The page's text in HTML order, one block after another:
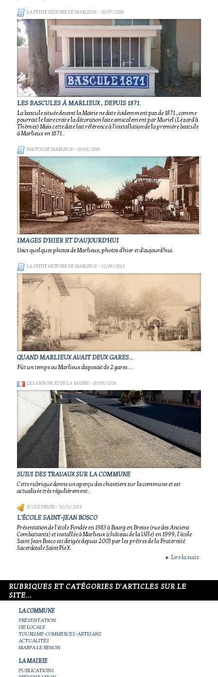
LA PETITE HISTOIRE DE MARLIEUX- 29/07/2016
LES BASCULES À MARLIEUX , DEPUIS 1871.
La bascule située devant la Mairie ne date évidemment pas de 1871 , comme
pourrait le faire croire la décoration faite amicalement par Muriel (Lézard'à
Thèmes) Mais cette date fait référence à l'installation de la première bascule
à Marlieux en 1871..
PHOTOS DE MARLIEUX- 29/03/2019
IMAGES D'HIER ET D'AUJOURD'HUI
Voici quelques photos de Marlieux, photos d'hier et d'aujourd'hui.
LA PETITE HISTOIRE DE MARLIEUX- 22/06/2012
QUAND MARLIEUX AVAIT DEUX GARES...
Fût un temps ou Marlieux disposait de 2 gares....
LES ANNONCES DE LA MAIRIE- 19/05/2026
SUIVI DES TRAVAUX SUR LA COMMUNE
Cette rubrique donne un aperçu des chantiers sur la commune et est
actualisée très régulièrement..
ECOLE PRIVÉE- 30/11/2014
L'ÉCOLE SAINT-JEAN BOSCO
Présentation de l'école Fondée en 1983 à Bourg en Bresse (rue des Anciens
Combattants) et installée à Marlieux (château de la Ville) en 1999, l'école
Saint Jean Bosco est dirigée depuis 2003 par les prêtres de la Fraternité
Sacerdotale Saint Pie X.
► Lire la suite
RUBRIQUES ET CATÉGORIES D'ARTICLES SUR LE
SITE...
LA COMMUNE
PRÉSENTATION
VIE LOCALE
TOURISME-COMMERCES-ARTISANS
ACTUALITÉS
MARPA LE RENON
LA MAIRIE
PUBLICATIONS